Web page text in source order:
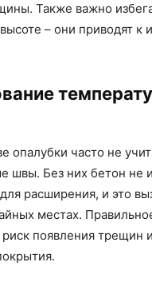
Также важно
– они приводят к
опалубки часто не
швы. Без них бетон не
расширения, и это
местах.
появления трещин